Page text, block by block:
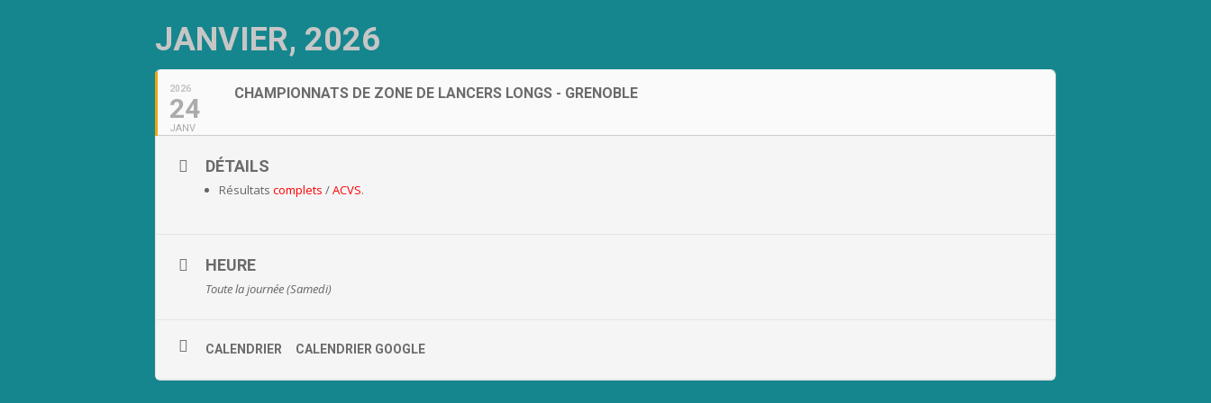
JANVIER, 2026
2026
24
JANV
CHAMPIONNATS DE ZONE DE LANCERS LONGS - GRENOBLE
DÉTAILS
Résultats complets /ACVS.
HEURE
Toute la journée (Samedi)
CALENDRIER CALENDRIER GOOGLE